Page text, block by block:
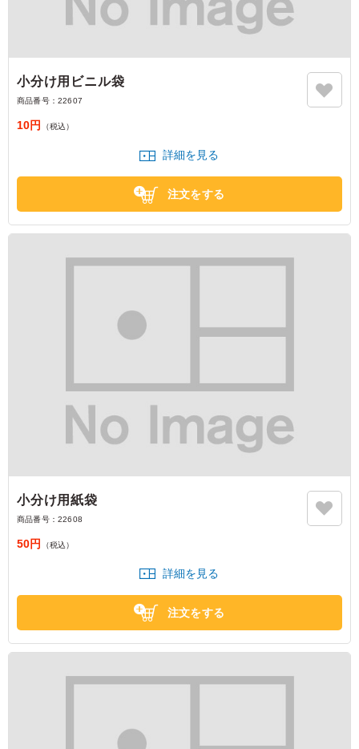
小分け用ビニル袋
商品番号： 22607
10円 （税込）
詳細を見る
注文をする
小分け用紙袋
商品番号： 22608
50円 （税込）
詳細を見る
注文をする